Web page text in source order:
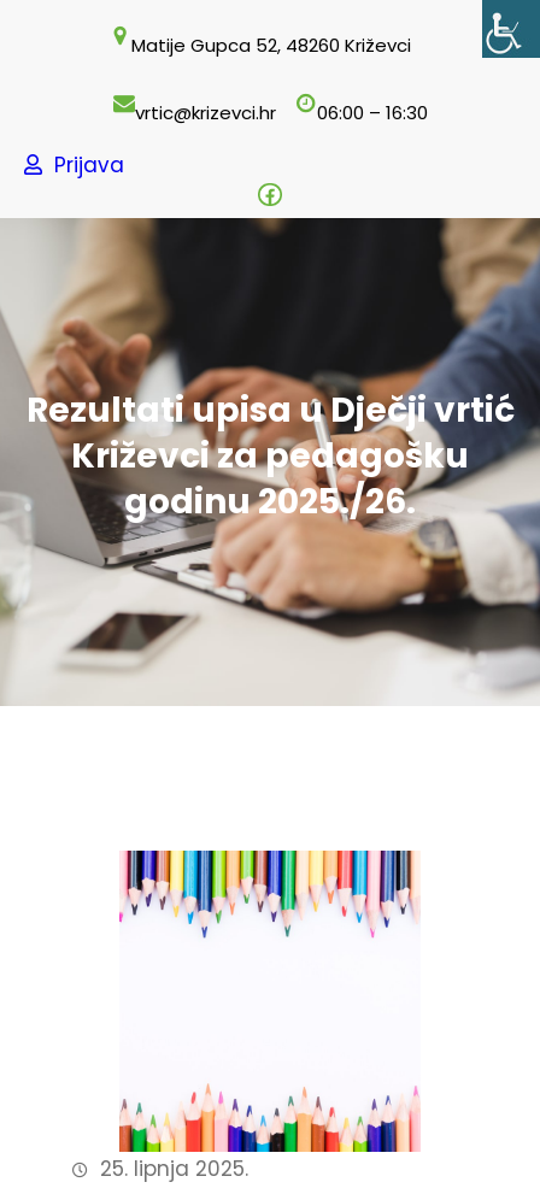
Matije Gupca 52, 48260 Križevci
vrtic@krizevci.hr 06:00 – 16:30
Prijava
Facebook
Rezultati upisa u Dječji vrtić
Križevci za pedagošku
godinu 2025./26.
25. lipnja 2025.